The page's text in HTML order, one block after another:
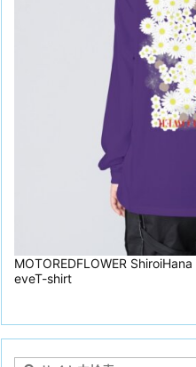
MOTOREDFLOWER
eveT-shirt